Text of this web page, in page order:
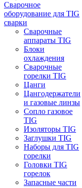
Сварочное
оборудование для TIG
сварки
Сварочные
аппараты TIG
Блоки
охлаждения
Сварочные
горелки TIG
Цанги
Цангодержатели
и газовые линзы
Сопло газовое
TIG
Изоляторы TIG
Заглушки TIG
Наборы для TIG
горелки
Головки TIG
горелок
Запасные части